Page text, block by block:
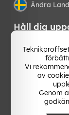
Ändra Land
Håll dig
Få de senaste
bästa tipsen
vårt nyhetsbrev!
Vi
av
Genom